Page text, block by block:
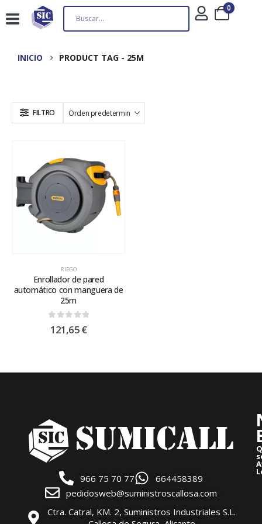
0
INICIO PRODUCT TAG - 25M
FILTRO
RIEGO
Enrollador de pared
automático con manguera de
25m
0out of 5
121,65€
966 75 70 77
664458389
pedidosweb@suministroscallosa.com
Ctra. Catral, KM. 2, Suministros Industriales S.L.